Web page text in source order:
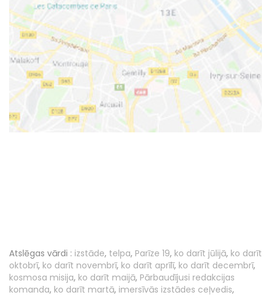
Atslēgas vārdi : izstāde, telpa, Parīze 19, ko darīt jūlijā, ko darīt
oktobrī, ko darīt novembrī, ko darīt aprīlī, ko darīt decembrī,
kosmosa misija, ko darīt maijā, Pārbaudījusi redakcijas
komanda, ko darīt martā, imersīvās izstādes ceļvedis,